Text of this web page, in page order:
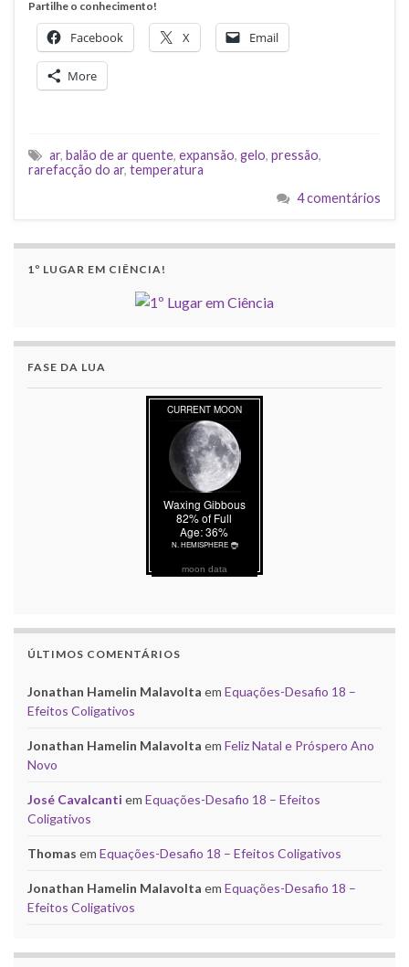
Partilhe o conhecimento!
Facebook X Email
More
ar, balão de ar quente, expansão, gelo, pressão,
rarefacção do ar, temperatura
4 comentários
1º LUGAR EM CIÊNCIA!
FASE DA LUA
moon data
ÚLTIMOS COMENTÁRIOS
Jonathan Hamelin Malavolta em Equações-Desafio 18 –
Efeitos Coligativos
Jonathan Hamelin Malavolta em Feliz Natal e Próspero Ano
Novo
José Cavalcanti em Equações-Desafio 18 – Efeitos
Coligativos
Thomas em Equações-Desafio 18 – Efeitos Coligativos
Jonathan Hamelin Malavolta em Equações-Desafio 18 –
Efeitos Coligativos